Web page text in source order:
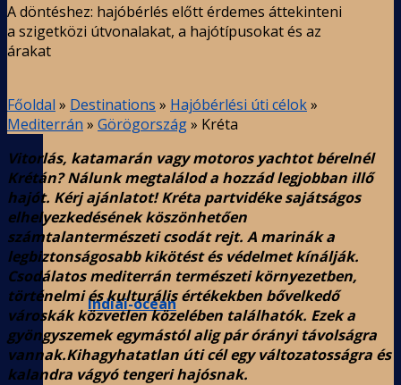
Indiai-óceán
A döntéshez: hajóbérlés előtt érdemes áttekinteni
a szigetközi útvonalakat, a hajótípusokat és az
árakat
Főoldal » Destinations » Hajóbérlési úti célok»
Mediterrán » Görögország» Kréta
Vitorlás, katamarán vagy motoros yachtot bérelnél
Krétán? Nálunk megtalálod a hozzád legjobban illő
hajót. Kérj ajánlatot! Kréta partvidéke sajátságos
elhelyezkedésének köszönhetően
számtalantermészeti csodát rejt. A marinák a
legbiztonságosabb kikötést és védelmet kínálják.
Csodálatos mediterrán természeti környezetben,
történelmi és kulturális értékekben bővelkedő
városkák közvetlen közelében találhatók. Ezek a
gyöngyszemek egymástól alig pár órányi távolságra
vannak.Kihagyhatatlan úti cél egy változatosságra és
kalandra vágyó tengeri hajósnak.